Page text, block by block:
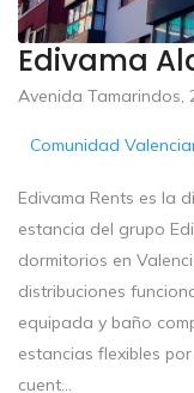
Edivama
Avenida Tamarindos,
Comunidad
Edivama Rents es la
estancia del grupo
dormitorios en
distribuciones
equipada y baño
estancias flexibles
cuent...